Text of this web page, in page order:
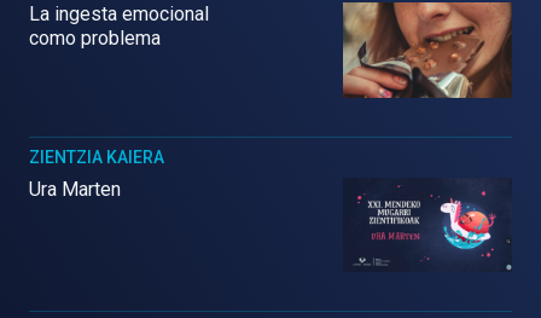
La ingesta emocional
como problema
ZIENTZIA KAIERA
Ura Marten